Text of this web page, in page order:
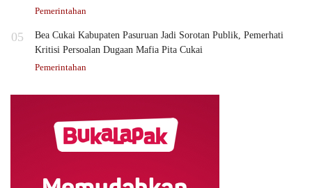
Pemerintahan
05
Bea Cukai Kabupaten Pasuruan Jadi Sorotan Publik, Pemerhati
Kritisi Persoalan Dugaan Mafia Pita Cukai
Pemerintahan